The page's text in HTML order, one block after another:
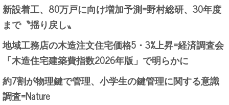
新設着工、80万戸に向け増加予測=野村総研、30年度
まで〝揺り戻し〟
地域工務店の木造注文住宅価格5・3%上昇=経済調査会
「木造住宅建築費指数2026年版」で明らかに
約7割が物理鍵で管理、小学生の鍵管理に関する意識
調査=Nature